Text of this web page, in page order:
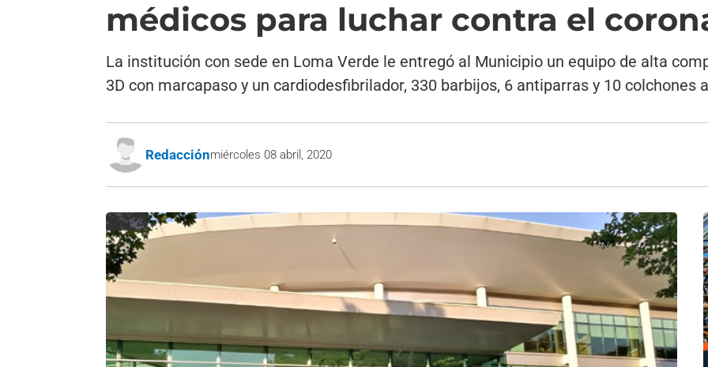
médicos para luchar contra el
La institución con sede en Loma Verde le entregó al Municipio un equipo de alta
3D con marcapaso y un cardiodesfibrilador, 330 barbijos, 6 antiparras y 10 colchones
Redacciónmiércoles 08 abril, 2020